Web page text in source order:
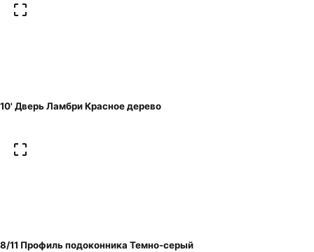
10' Дверь Ламбри Красное дерево
8/11 Профиль подоконника Темно-серый